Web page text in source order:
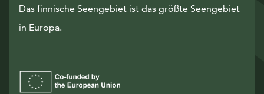
Das finnische Seengebiet ist das größte Seengebiet
in Europa.